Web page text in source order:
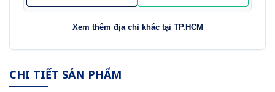
Xem thêm địa chỉ khác tại TP.HCM
CHI TIẾT SẢN PHẨM